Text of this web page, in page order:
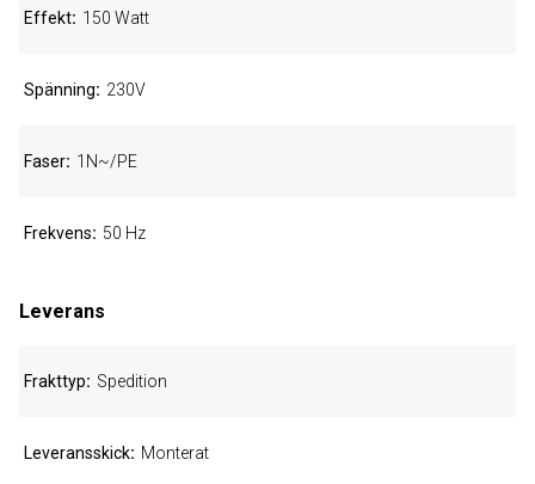
Effekt 150 Watt
Spänning 230V
Faser 1N~/PE
Frekvens 50 Hz
Leverans
Frakttyp Spedition
Leveransskick Monterat